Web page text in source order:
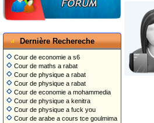
Dernière Rechereche
Cour de economie a s6
Cour de maths a rabat
Cour de physique a rabat
Cour de physique a rabat
Cour de economie a mohammedia
Cour de physique a kenitra
Cour de physique a fuck you
Cour de arabe a cours tce goulmima